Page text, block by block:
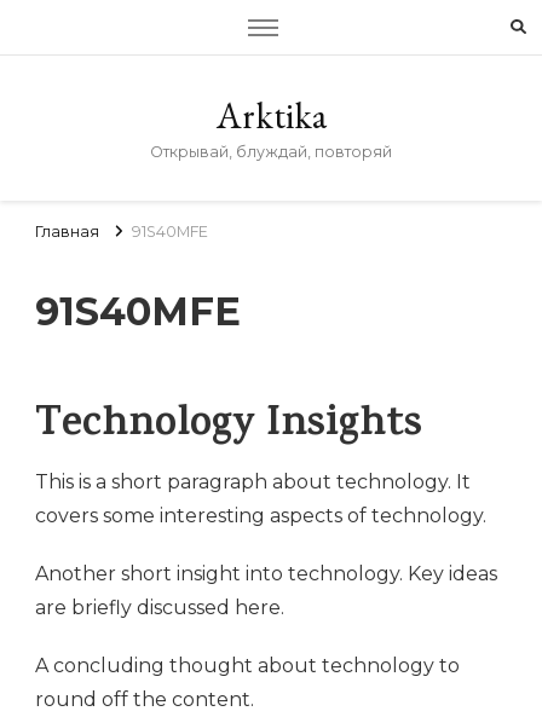
Arktika
Открывай, блуждай, повторяй
Главная 91S40MFE
91S40MFE
Technology Insights
This is a short paragraph about technology. It
covers some interesting aspects of technology.
Another short insight into technology. Key ideas
are briefly discussed here.
A concluding thought about technology to
round off the content.